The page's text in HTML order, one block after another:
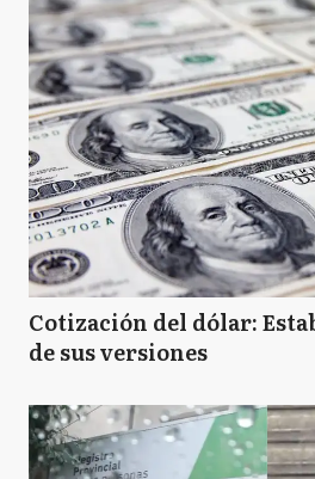
S Saavedra
SN San Nicolás
SP San Pedro
T Tandil
Cotización del dólar:
de sus versiones